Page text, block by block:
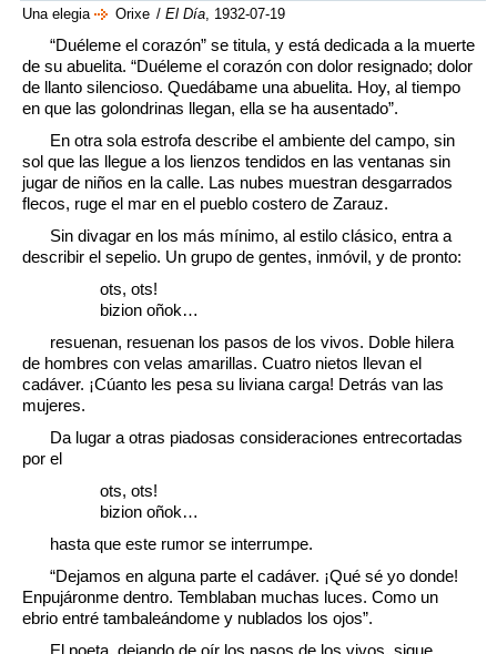
Una elegia Orixe / El Día, 1932-07-19
“Duéleme el corazón” se titula, y está dedicada a la muerte
de su abuelita. “Duéleme el corazón con dolor resignado; dolor
de llanto silencioso. Quedábame una abuelita. Hoy, al tiempo
en que las golondrinas llegan, ella se ha ausentado”.
En otra sola estrofa describe el ambiente del campo, sin
sol que las llegue a los lienzos tendidos en las ventanas sin
jugar de niños en la calle. Las nubes muestran desgarrados
flecos, ruge el mar en el pueblo costero de Zarauz.
Sin divagar en los más mínimo, al estilo clásico, entra a
describir el sepelio. Un grupo de gentes, inmóvil, y de pronto:
ots, ots!
bizion oñok…
resuenan, resuenan los pasos de los vivos. Doble hilera
de hombres con velas amarillas. Cuatro nietos llevan el
cadáver. ¡Cúanto les pesa su liviana carga! Detrás van las
mujeres.
Da lugar a otras piadosas consideraciones entrecortadas
por el
ots, ots!
bizion oñok…
hasta que este rumor se interrumpe.
“Dejamos en alguna parte el cadáver. ¡Qué sé yo donde!
Enpujáronme dentro. Temblaban muchas luces. Como un
ebrio entré tambaleándome y nublados los ojos”.